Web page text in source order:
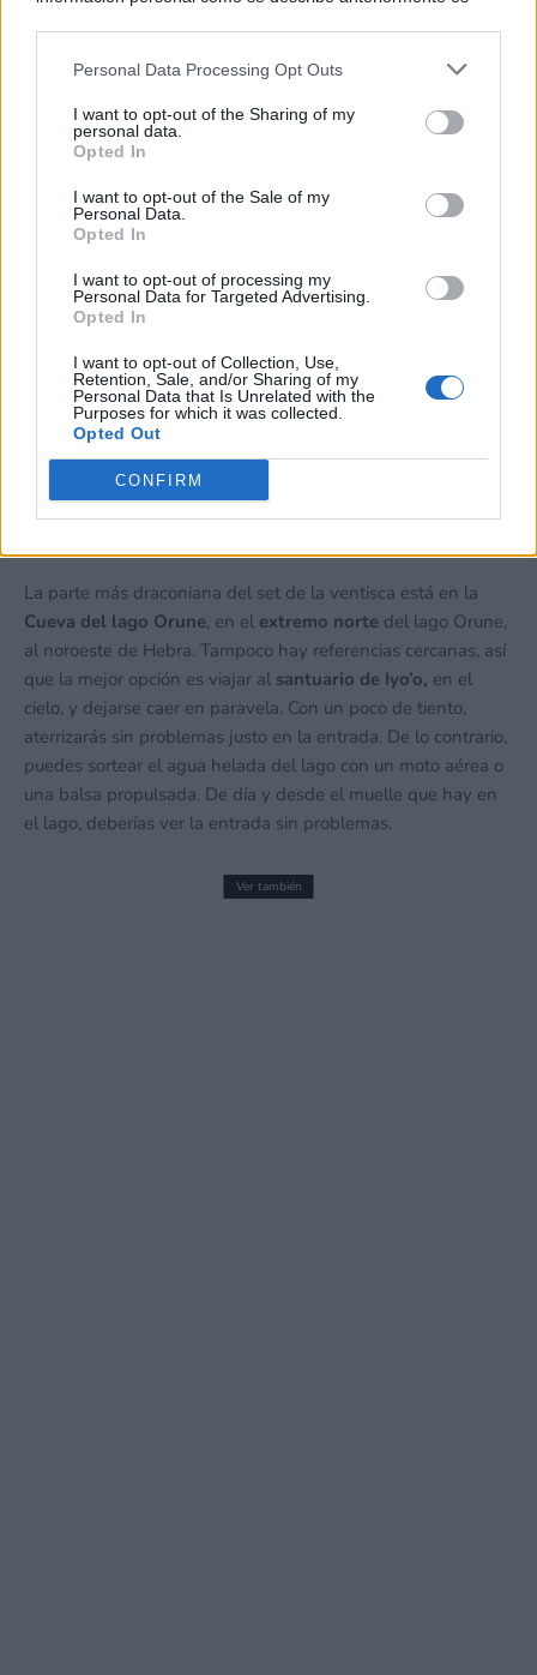
generamos contenido relevante para nuestra audiencia.
recopilación y uso de datos en nuestra Política de
Privacidad.
terceros por nuestra parte, utilice la siguiente opción de
exclusión y confirme su selección. Tenga en cuenta que
después de que se procese su solicitud de exclusión, es
posible que continúe viendo anuncios basados en intereses
basados en la información personal utilizada por nosotros o
en información personal divulgada a terceros antes de su
Puede optar por no participar en la divulgación adicional de
su información personal por parte de terceros en la Lista de
participantes intermedios de la IAB.
Personal Data Processing Opt Outs
I want to opt-out of the Sharing of my
personal data.
Opted In
I want to opt-out of the Sale of my
Personal Data.
Opted In
I want to opt-out of processing my
Personal Data for Targeted Advertising.
Opted In
I want to opt-out of Collection, Use,
Retention, Sale, and/or Sharing of my
Personal Data that Is Unrelated with the
Purposes for which it was collected.
Opted Out
CONFIRM
Tocado de la ventisca
La parte más draconiana del set de la ventisca está en la
Cueva del lago Orune, en el extremo norte del lago Orune,
al noroeste de Hebra. Tampoco hay referencias cercanas, así
que la mejor opción es viajar al santuario de Iyo’o, en el
cielo, y dejarse caer en paravela. Con un poco de tiento,
aterrizarás sin problemas justo en la entrada. De lo contrario,
puedes sortear el agua helada del lago con un moto aérea o
una balsa propulsada. De día y desde el muelle que hay en
el lago, deberías ver la entrada sin problemas.
Ver también